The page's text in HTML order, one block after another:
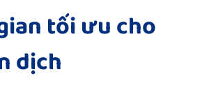
tối ưu cho
dịch